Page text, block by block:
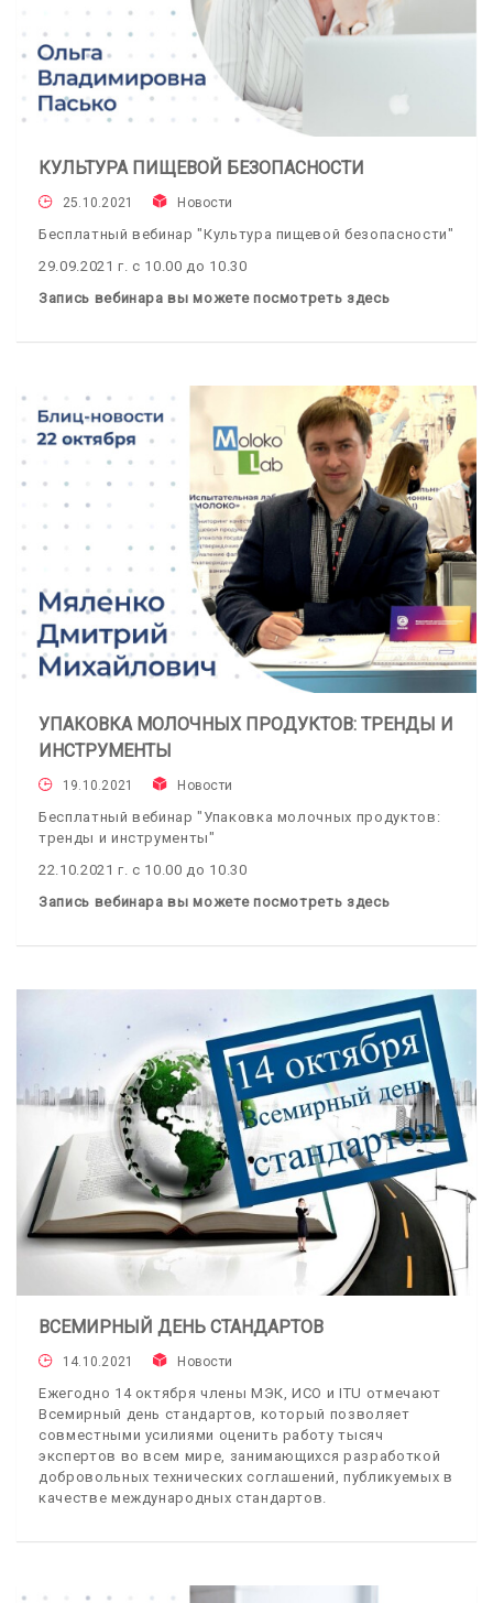
КУЛЬТУРА ПИЩЕВОЙ БЕЗОПАСНОСТИ
25.10.2021 Новости
Бесплатный вебинар "Культура пищевой безопасности"
29.09.2021 г. с 10.00 до 10.30
Запись вебинара вы можете посмотреть здесь
УПАКОВКА МОЛОЧНЫХ ПРОДУКТОВ: ТРЕНДЫ И
ИНСТРУМЕНТЫ
19.10.2021 Новости
Бесплатный вебинар "Упаковка молочных продуктов:
тренды и инструменты"
22.10.2021 г. с 10.00 до 10.30
Запись вебинара вы можете посмотреть здесь
ВСЕМИРНЫЙ ДЕНЬ СТАНДАРТОВ
14.10.2021 Новости
Ежегодно 14 октября члены МЭК, ИСО и ITU отмечают
Всемирный день стандартов, который позволяет
совместными усилиями оценить работу тысяч
экспертов во всем мире, занимающихся разработкой
добровольных технических соглашений, публикуемых в
качестве международных стандартов.